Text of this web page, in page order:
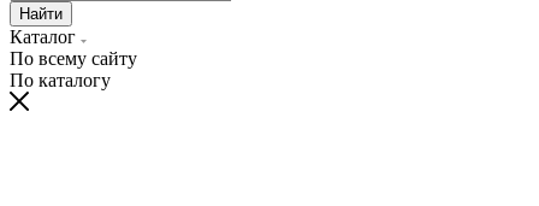
Найти
Каталог
По всему сайту
По каталогу